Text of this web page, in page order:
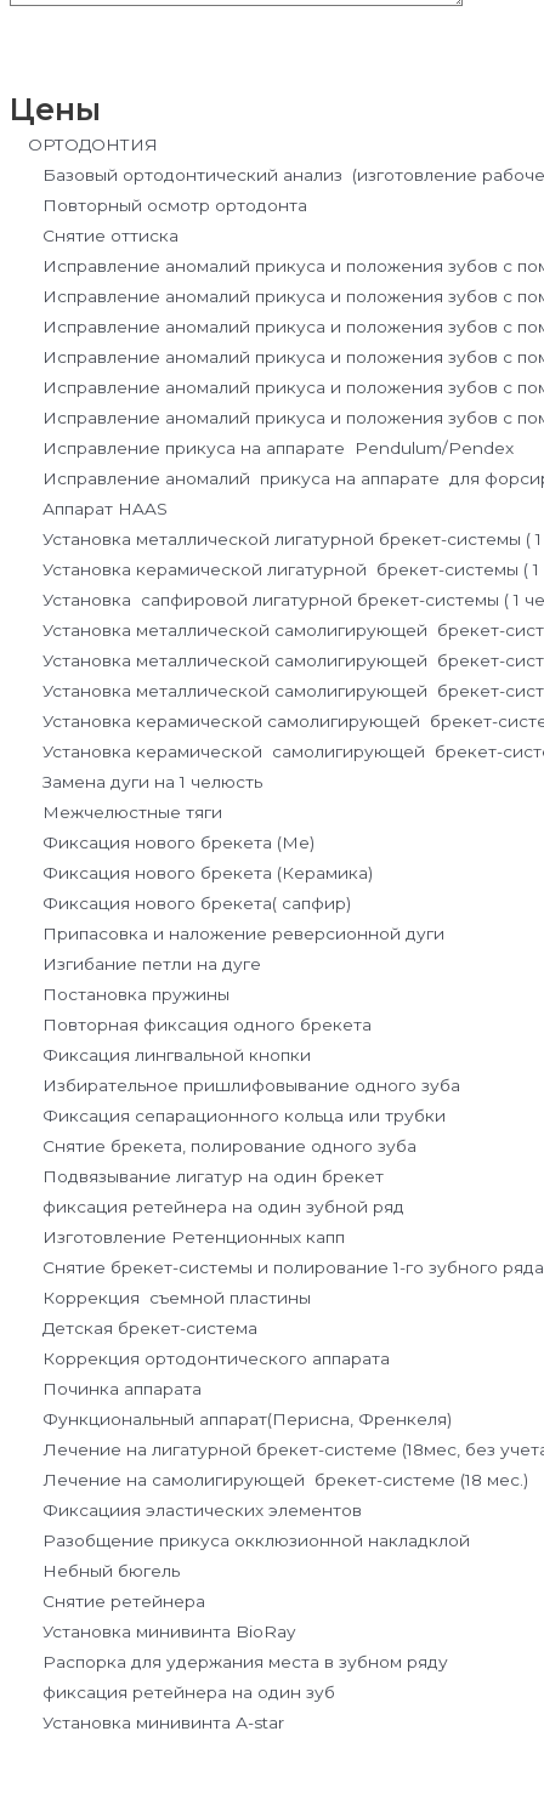
Цены
ОРТОДОНТИЯ
Базовый ортодонтический анализ (изготовление
Повторный осмотр ортодонта
Снятие оттиска
Исправление аномалий прикуса и положения зубов с
Исправление аномалий прикуса и положения зубов с
Исправление аномалий прикуса и положения зубов с
Исправление аномалий прикуса и положения зубов с
Исправление аномалий прикуса и положения зубов с
Исправление аномалий прикуса и положения зубов с
Исправление прикуса на аппарате Pendulum/Pendex
Исправление аномалий прикуса на аппарате для
Аппарат HAAS
Установка металлической лигатурной брекет-системы ( 1
Установка керамической лигатурной брекет-системы ( 1
Установка сапфировой лигатурной брекет-системы ( 1
Установка металлической самолигирующей брекет-
Установка металлической самолигирующей брекет-
Установка металлической самолигирующей брекет-
Установка керамической самолигирующей брекет-
Установка керамической самолигирующей брекет-
Замена дуги на 1 челюсть
Межчелюстные тяги
Фиксация нового брекета (Ме)
Фиксация нового брекета (Керамика)
Фиксация нового брекета( сапфир)
Припасовка и наложение реверсионной дуги
Изгибание петли на дуге
Постановка пружины
Повторная фиксация одного брекета
Фиксация лингвальной кнопки
Избирательное пришлифовывание одного зуба
Фиксация сепарационного кольца или трубки
Снятие брекета, полирование одного зуба
Подвязывание лигатур на один брекет
фиксация ретейнера на один зубной ряд
Изготовление Ретенционных капп
Снятие брекет-системы и полирование 1-го зубного ряда
Коррекция съемной пластины
Детская брекет-система
Коррекция ортодонтического аппарата
Починка аппарата
Функциональный аппарат(Перисна, Френкеля)
Лечение на лигатурной брекет-системе (18мес, без
Лечение на самолигирующей брекет-системе (18 мес.)
Фиксациия эластических элементов
Разобщение прикуса окклюзионной накладклой
Небный бюгель
Снятие ретейнера
Установка минивинта BioRay
Распорка для удержания места в зубном ряду
фиксация ретейнера на один зуб
Установка минивинта А-star